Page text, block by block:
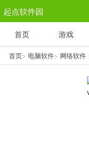
起点软件园
塔防游戏
1千+款游戏
首页 游戏
首页> 电脑软件> 网络软件